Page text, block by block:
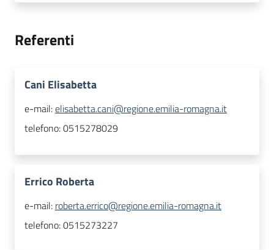
Referenti
Cani Elisabetta
e-mail:elisabetta.cani@regione.emilia-romagna.it
telefono:0515278029
Errico Roberta
e-mail: roberta.errico@regione.emilia-romagna.it
telefono:0515273227